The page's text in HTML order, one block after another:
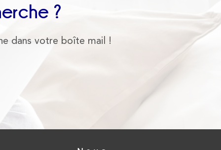
?
dans votre boîte mail !